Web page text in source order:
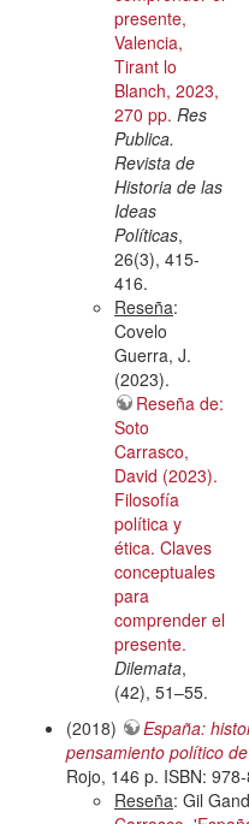
presente,
Valencia,
Tirant lo
Blanch, 2023,
270 pp. Res
Publica.
Revista de
Historia de las
Ideas
Políticas,
26(3), 415-
416.
Reseña:
Covelo
Guerra, J.
(2023).
Reseña de:
Soto
Carrasco,
David (2023).
Filosofía
política y
ética. Claves
conceptuales
para
comprender el
presente.
Dilemata,
(42), 51–55.
(2018)
España:
pensamiento político
Rojo, 146 p. ISBN:
Reseña: Gil